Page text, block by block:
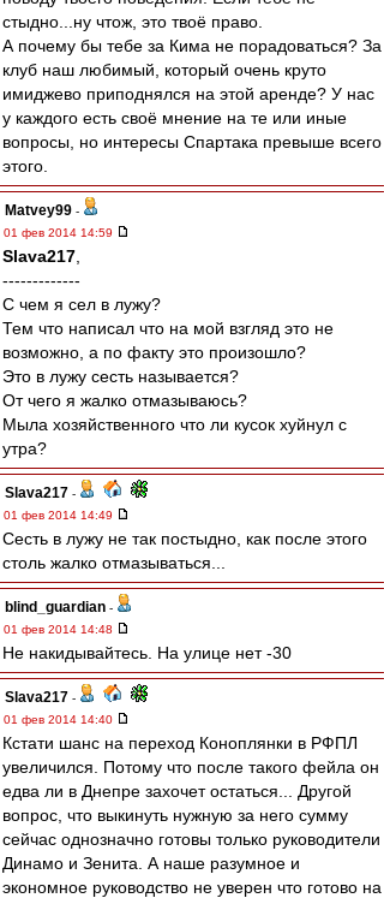
стыдно...ну чтож, это твоё право.
А почему бы тебе за Кима не порадоваться? За
клуб наш любимый, который очень круто
имиджево приподнялся на этой аренде? У нас
у каждого есть своё мнение на те или иные
вопросы, но интересы Спартака превыше всего
этого.
Matvey99 -
01 фев 2014 14:59
Slava217
-------------
С чем я сел в лужу?
Тем что написал что на мой взгляд это не
возможно, а по факту это произошло?
Это в лужу сесть называется?
От чего я жалко отмазываюсь?
Мыла хозяйственного что ли кусок хуйнул с
утра?
Slava217 -
01 фев 2014 14:49
Сесть в лужу не так постыдно, как после этого
столь жалко отмазываться...
blind_guardian -
01 фев 2014 14:48
Не накидывайтесь. На улице нет -30
Slava217 -
01 фев 2014 14:40
Кстати шанс на переход Коноплянки в РФПЛ
увеличился. Потому что после такого фейла он
едва ли в Днепре захочет остаться... Другой
вопрос, что выкинуть нужную за него сумму
сейчас однозначно готовы только руководители
Динамо и Зенита. А наше разумное и
экономное руководство не уверен что готово на